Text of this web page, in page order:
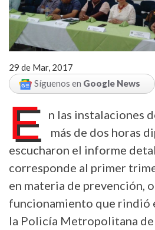
29 de Mar, 2017
Síguenos en Google News
E
n las instalaciones
más de dos horas
escucharon el informe
corresponde al primer
en materia de prevención,
funcionamiento que rindió
la Policía Metropolitana